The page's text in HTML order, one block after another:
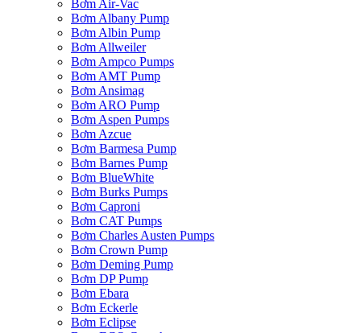
Bơm Air-Vac
Bơm Albany Pump
Bơm Albin Pump
Bơm Allweiler
Bơm Ampco Pumps
Bơm AMT Pump
Bơm Ansimag
Bơm ARO Pump
Bơm Aspen Pumps
Bơm Azcue
Bơm Barmesa Pump
Bơm Barnes Pump
Bơm BlueWhite
Bơm Burks Pumps
Bơm Caproni
Bơm CAT Pumps
Bơm Charles Austen Pumps
Bơm Crown Pump
Bơm Deming Pump
Bơm DP Pump
Bơm Ebara
Bơm Eckerle
Bơm Eclipse